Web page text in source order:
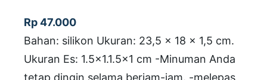
Rp47.000
Bahan: silikon Ukuran: 23,5 x 18 x 1,5 cm.
Ukuran Es: 1.5×1.1.5×1 cm -Minuman Anda
tetap dingin selama berjam-jam. -melepas